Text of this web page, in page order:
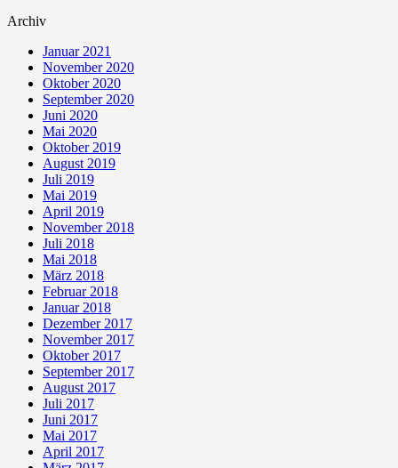
Archiv
Januar 2021
November 2020
Oktober 2020
September 2020
Juni 2020
Mai 2020
Oktober 2019
August 2019
Juli 2019
Mai 2019
April 2019
November 2018
Juli 2018
Mai 2018
März 2018
Februar 2018
Januar 2018
Dezember 2017
November 2017
Oktober 2017
September 2017
August 2017
Juli 2017
Juni 2017
Mai 2017
April 2017